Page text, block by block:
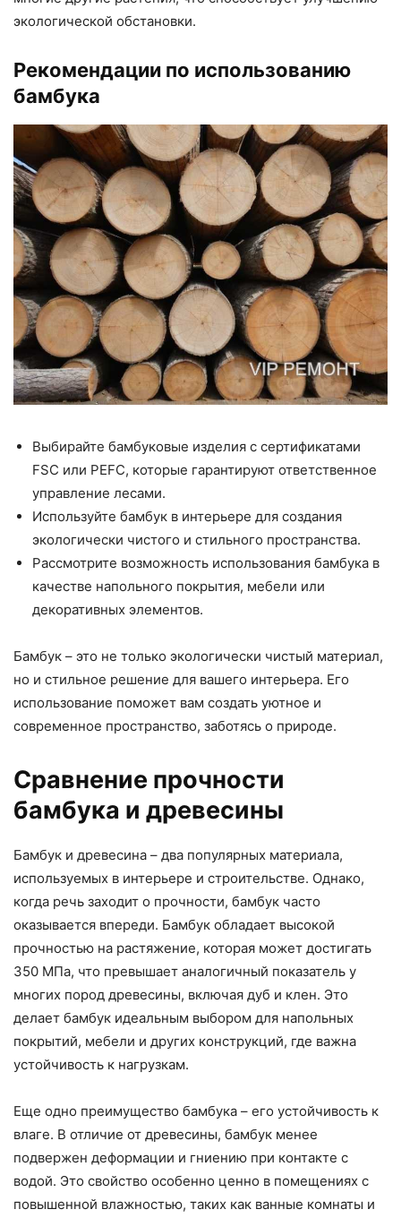
экологической обстановки.
Рекомендации по использованию
бамбука
Выбирайте бамбуковые изделия с сертификатами
FSC или PEFC, которые гарантируют ответственное
управление лесами.
Используйте бамбук в интерьере для создания
экологически чистого и стильного пространства.
Рассмотрите возможность использования бамбука в
качестве напольного покрытия, мебели или
декоративных элементов.
Бамбук – это не только экологически чистый материал,
но и стильное решение для вашего интерьера. Его
использование поможет вам создать уютное и
современное пространство, заботясь о природе.
Сравнение прочности
бамбука и древесины
Бамбук и древесина – два популярных материала,
используемых в интерьере и строительстве. Однако,
когда речь заходит о прочности, бамбук часто
оказывается впереди. Бамбук обладает высокой
прочностью на растяжение, которая может достигать
350 МПа, что превышает аналогичный показатель у
многих пород древесины, включая дуб и клен. Это
делает бамбук идеальным выбором для напольных
покрытий, мебели и других конструкций, где важна
устойчивость к нагрузкам.
Еще одно преимущество бамбука – его устойчивость к
влаге. В отличие от древесины, бамбук менее
подвержен деформации и гниению при контакте с
водой. Это свойство особенно ценно в помещениях с
повышенной влажностью, таких как ванные комнаты и